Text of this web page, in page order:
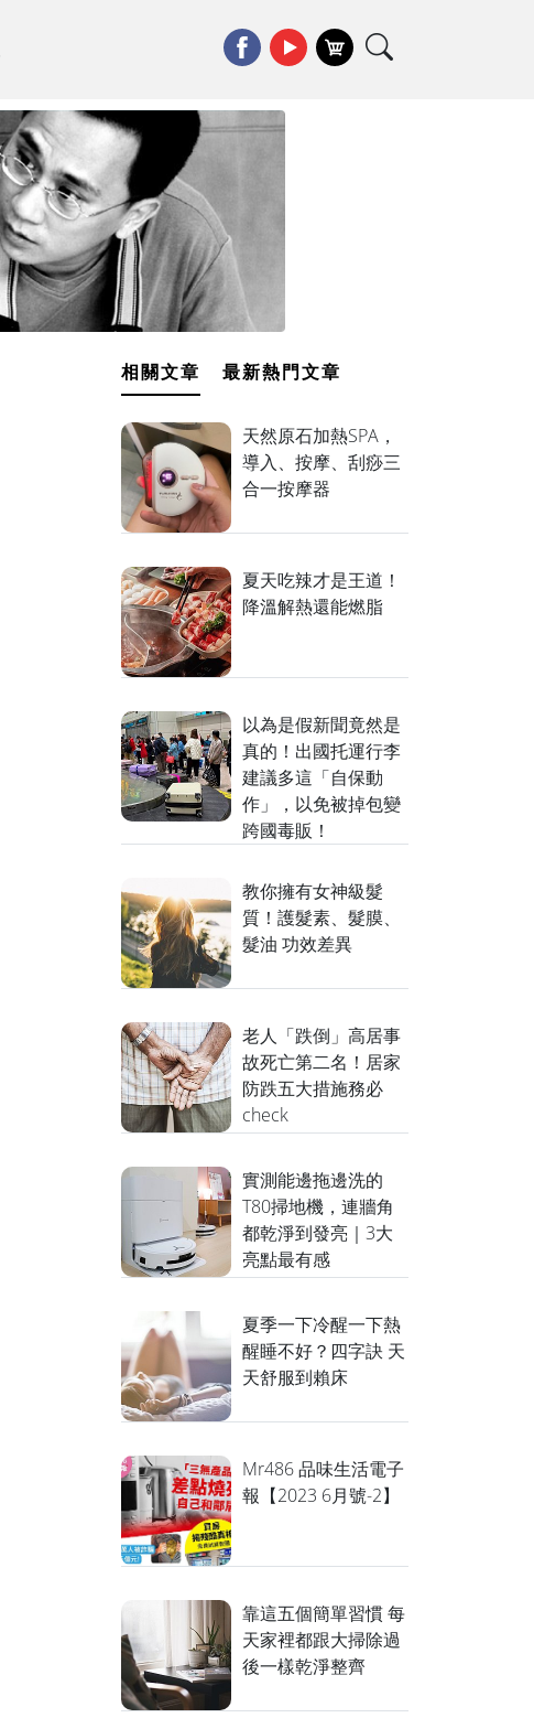
相關文章 最新熱門文章
天然原石加熱SPA，
導入、按摩、刮痧三
合一按摩器
夏天吃辣才是王道！
降溫解熱還能燃脂
以為是假新聞竟然是
真的！出國托運行李
建議多這「自保動
作」，以免被掉包變
跨國毒販！
教你擁有女神級髮
質！護髮素、髮膜、
髮油 功效差異
老人「跌倒」高居事
故死亡第二名！居家
防跌五大措施務必
check
實測能邊拖邊洗的
T80掃地機，連牆角
都乾淨到發亮｜3大
亮點最有感
夏季一下冷醒一下熱
醒睡不好？四字訣 天
天舒服到賴床
Mr486 品味生活電子
報【2023 6月號-2】
靠這五個簡單習慣 每
天家裡都跟大掃除過
後一樣乾淨整齊